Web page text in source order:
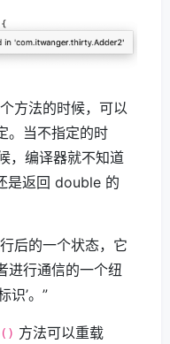
方法的时候，可以
。当不指定的时
，编译器就不知道
是返回 double 的
后的一个状态，它
进行通信的一个纽
识’。”
方法可以重载